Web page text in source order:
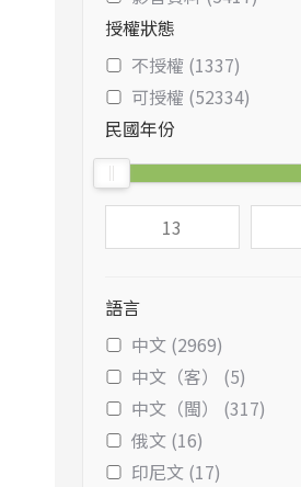
授權狀態
不授權 (1337)
可授權 (52334)
民國年份
語言
中文 (2969)
中文（客） (5)
中文（閩） (317)
俄文 (16)
印尼文 (17)